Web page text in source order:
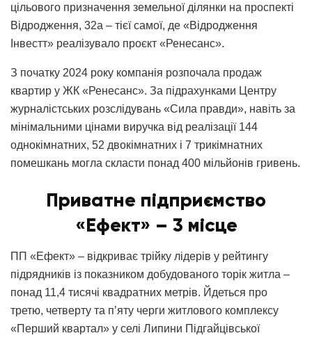
цільового призначення земельної ділянки на проспекті
Відродження, 32а – тієї самої, де «Відродження
Інвестт» реалізувало проєкт «Ренесанс».
З початку 2024 року компанія розпочала продаж
квартир у ЖК «Ренесанс». За підрахунками Центру
журналістських розслідувань «Сила правди», навіть за
мінімальними цінами виручка від реалізації 144
однокімнатних, 52 двокімнатних і 7 трикімнатних
помешкань могла скласти понад 400 мільйонів гривень.
Приватне підприємство
«Ефект» – 3 місце
ПП «Ефект» – відкриває трійку лідерів у рейтингу
підрядників із показником добудованого торік житла –
понад 11,4 тисячі квадратних метрів. Йдеться про
третю, четверту та п’яту черги житлового комплексу
«Перший квартал» у селі Липини Підгайцівської